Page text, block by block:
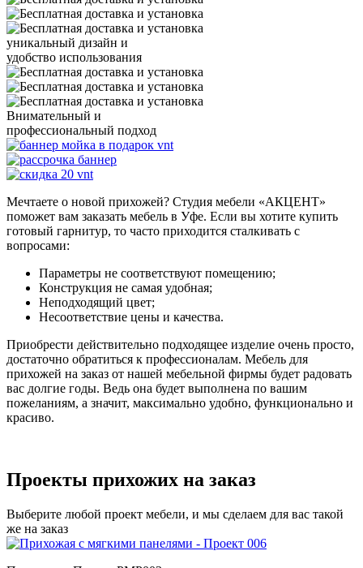
уникальный дизайн и
удобство использования
Внимательный и
профессиональный подход
Мечтаете о новой прихожей? Студия мебели «АКЦЕНТ»
поможет вам заказать мебель в Уфе. Если вы хотите купить
готовый гарнитур, то часто приходится сталкивать с
вопросами:
Параметры не соответствуют помещению;
Конструкция не самая удобная;
Неподходящий цвет;
Несоответствие цены и качества.
Приобрести действительно подходящее изделие очень просто,
достаточно обратиться к профессионалам. Мебель для
прихожей на заказ от нашей мебельной фирмы будет радовать
вас долгие годы. Ведь она будет выполнена по вашим
пожеланиям, а значит, максимально удобно, функционально и
красиво.
Проекты прихожих на заказ
Выберите любой проект мебели, и мы сделаем для вас такой
же на заказ